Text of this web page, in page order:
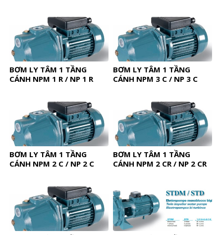
BƠM LY TÂM 1 TẦNG
CÁNH NPM 1 R / NP 1 R
BƠM LY TÂM 1 TẦNG
CÁNH NPM 3 C / NP 3 C
BƠM LY TÂM 1 TẦNG
CÁNH NPM 2 C / NP 2 C
BƠM LY TÂM 1 TẦNG
CÁNH NPM 2 CR / NP 2 CR